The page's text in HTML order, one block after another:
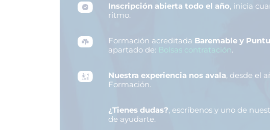
Inscripción abierta todo el año, inicia
ritmo.
Formación acreditada Baremable y
apartado de: Bolsas contratación.
Nuestra experiencia nos avala, desde el
Formación.
¿Tienes dudas?, escríbenos y uno de
de ayudarte.